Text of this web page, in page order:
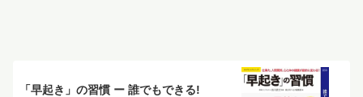
「早起き」の習慣 ー 誰でもできる!